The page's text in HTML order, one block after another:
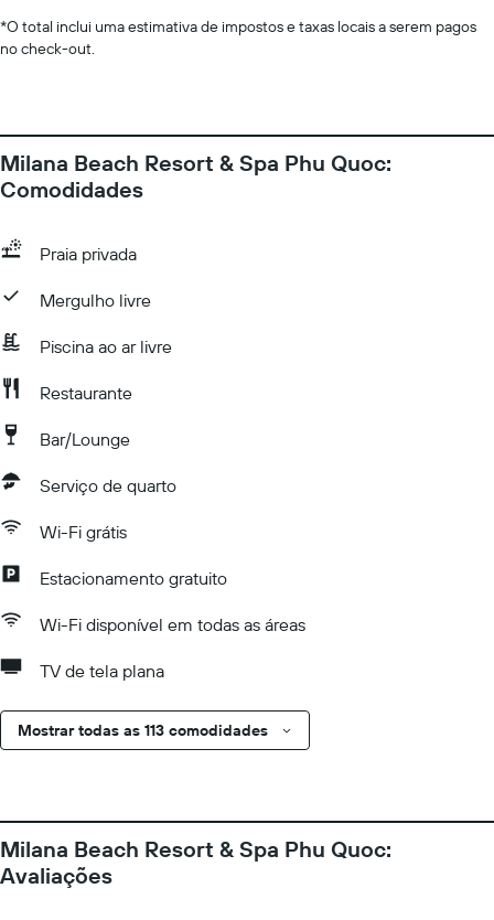
*O total inclui uma estimativa de impostos e taxas locais a serem pagos
no check-out.
Milana Beach Resort & Spa Phu Quoc:
Comodidades
Praia privada
Mergulho livre
Piscina ao ar livre
Restaurante
Bar/Lounge
Serviço de quarto
Wi-Fi grátis
Estacionamento gratuito
Wi-Fi disponível em todas as áreas
TV de tela plana
Mostrar todas as 113 comodidades
Milana Beach Resort & Spa Phu Quoc:
Avaliações